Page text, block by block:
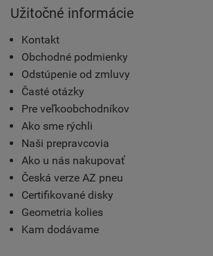
Užitočné informácie
Kontakt
Obchodné podmienky
Odstúpenie od zmluvy
Časté otázky
Pre veľkoobchodníkov
Ako sme rýchli
Naši prepravcovia
Ako u nás nakupovať
Česká verze AZ pneu
Certifikované disky
Geometria kolies
Kam dodávame